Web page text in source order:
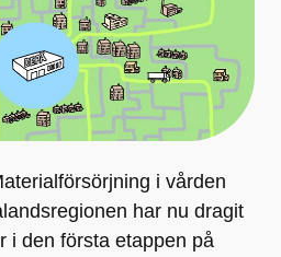
i vården
har nu dragit
i den första etappen på